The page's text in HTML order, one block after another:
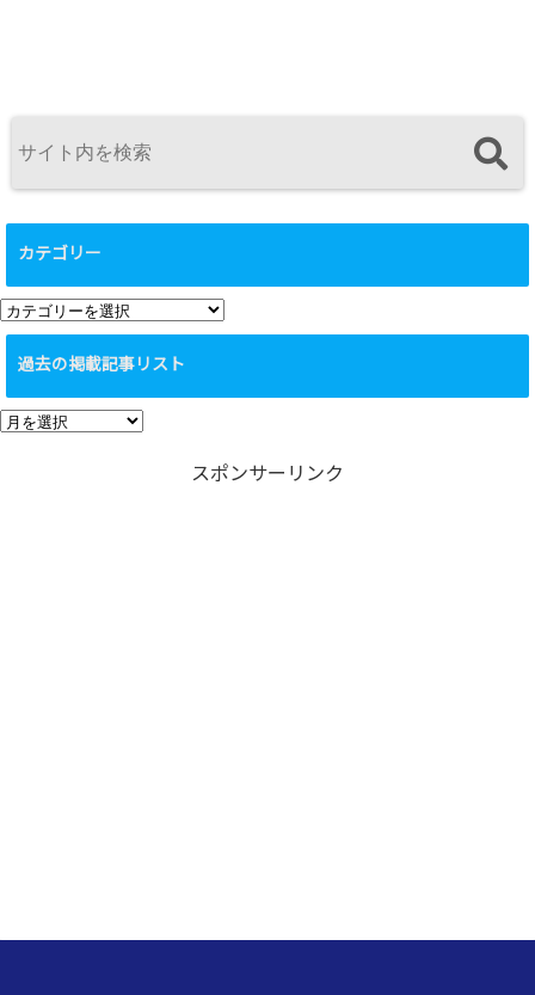
カテゴリー
カ
テ
リ
ー
過去の掲載記事リスト
過
スポンサーリンク